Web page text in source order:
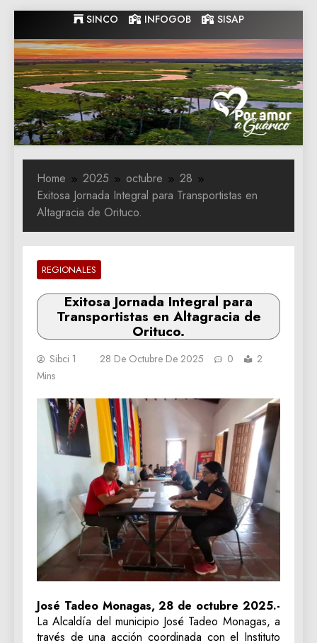
to
content
SINCO INFOGOB SISAP
Gobernacion
de Guarico
Gobernacion de Guarico
Home 2025 octubre
28
Exitosa Jornada Integral para Transportistas en
Altagracia de Orituco.
REGIONALES
Exitosa Jornada Integral para
Transportistas en Altagracia de
Orituco.
Sibci 1 28 De Octubre De 2025 0
2
Mins
José Tadeo Monagas, 28 de octubre 2025.-
La Alcaldía del municipio José Tadeo Monagas, a
través de una acción coordinada con el Instituto